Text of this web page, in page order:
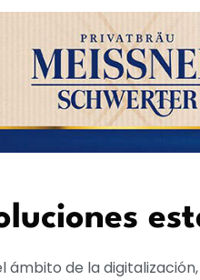
ámbito de la